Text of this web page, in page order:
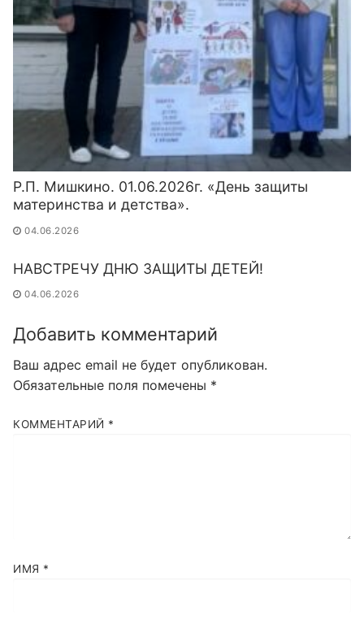
Р.П. Мишкино. 01.06.2026г. «День защиты
материнства и детства».
04.06.2026
НАВСТРЕЧУ ДНЮ ЗАЩИТЫ ДЕТЕЙ!
04.06.2026
Добавить комментарий
Ваш адрес email не будет опубликован.
Обязательные поля помечены *
КОММЕНТАРИЙ *
ИМЯ *